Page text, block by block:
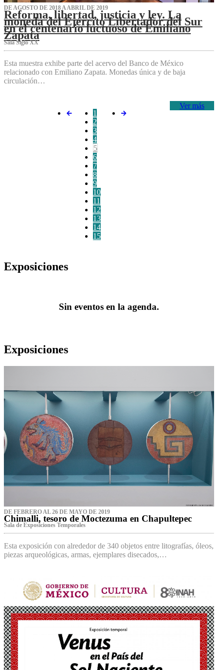
DE AGOSTO DE 2018 A ABRIL DE 2019
Reforma, libertad, justicia y ley. La
moneda del Ejército Libertador del Sur
en el centenario luctuoso de Emiliano
Zapata
Sala Siglo XX
Esta muestra exhibe parte del acervo del Banco de México
relacionado con Emiliano Zapata. Monedas única y de baja
circulación…
Ver más
1
2
3
4
5
6
7
8
9
10
11
12
13
14
15
Exposiciones
Sin eventos en la agenda.
Exposiciones
DE FEBRERO AL 26 DE MAYO DE 2019
Chimalli, tesoro de Moctezuma en Chapultepec
Sala de Exposiciones Temporales
Esta exposición con alrededor de 340 objetos entre litografías, óleos,
piezas arqueológicas, armas, ejemplares disecados,…